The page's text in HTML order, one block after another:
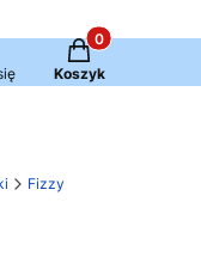
Produkty w
Koszyk
Fizzy